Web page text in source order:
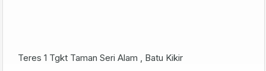
Teres 1 Tgkt Taman Seri Alam , Batu Kikir